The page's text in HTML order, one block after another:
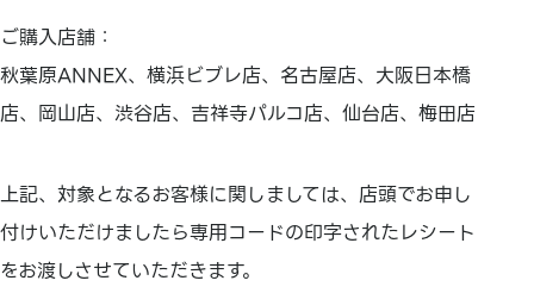
ご購入店舗：
秋葉原ANNEX、横浜ビブレ店、名古屋店、大阪日本橋
店、岡山店、渋谷店、吉祥寺パルコ店、仙台店、梅田店
上記、対象となるお客様に関しましては、店頭でお申し
付けいただけましたら専用コードの印字されたレシート
をお渡しさせていただきます。